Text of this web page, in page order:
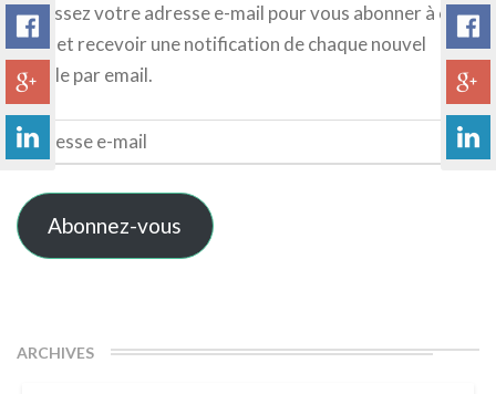
Saisissez votre adresse e-mail pour vous abonner à ce
blog et recevoir une notification de chaque nouvel
article par email.
Adresse
e-
mail
Abonnez-vous
ARCHIVES